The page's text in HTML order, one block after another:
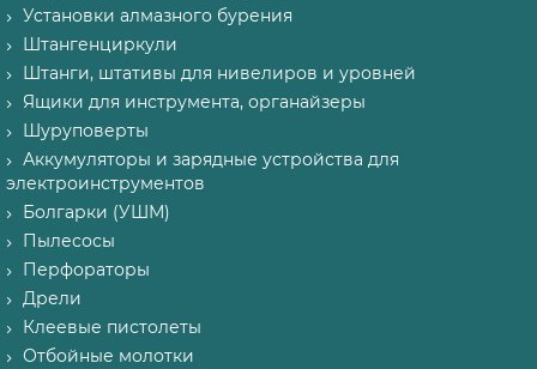
Установки алмазного бурения
Штангенциркули
Штанги, штативы для нивелиров и уровней
Ящики для инструмента, органайзеры
Шуруповерты
Аккумуляторы и зарядные устройства для
электроинструментов
Болгарки (УШМ)
Пылесосы
Перфораторы
Дрели
Клеевые пистолеты
Отбойные молотки